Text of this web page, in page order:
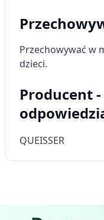
Przechowywać w
dzieci.
Producent
QUEISSER